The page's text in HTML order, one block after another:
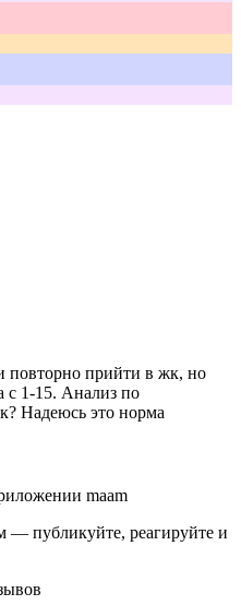
повторно прийти в жк, но
с 1-15. Анализ по
Надеюсь это норма
maam
— публикуйте, реагируйте и